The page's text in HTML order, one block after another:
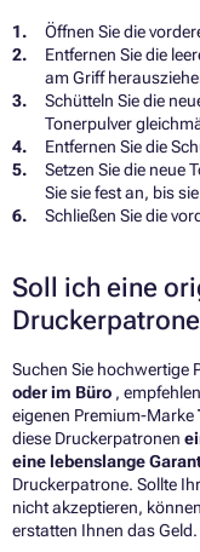
Öffnen Sie die
Entfernen Sie die
am Griff
Schütteln Sie die
Tonerpulver
Entfernen Sie die
Setzen Sie die neue
Sie sie fest an, bis
Schließen Sie die
Soll ich eine
Suchen Sie hochwertige
oder im Büro ,
eigenen Premium-Marke
diese Druckerpatronen
eine lebenslange
Druckerpatrone. Sollte
nicht akzeptieren,
erstatten Ihnen das Geld.